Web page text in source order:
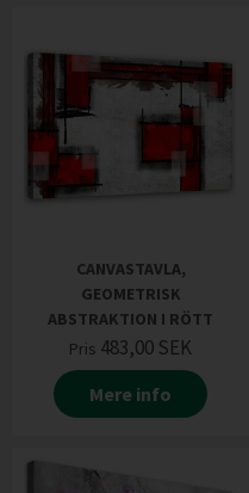
CANVASTAVLA,
GEOMETRISK
ABSTRAKTION I RÖTT
Pris 483,00 SEK
Mere info